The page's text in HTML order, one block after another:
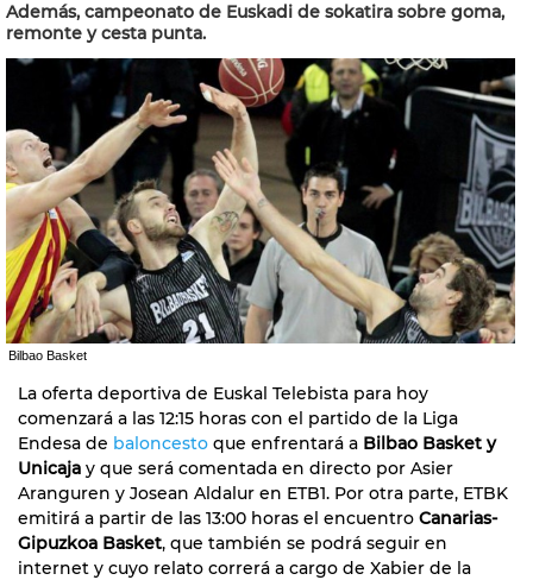
Además, campeonato de Euskadi de sokatira sobre goma,
remonte y cesta punta.
Bilbao Basket
La oferta deportiva de Euskal Telebista para hoy
comenzará a las 12:15 horas con el partido de la Liga
Endesa de baloncesto que enfrentará a Bilbao Basket y
Unicaja y que será comentada en directo por Asier
Aranguren y Josean Aldalur en ETB1. Por otra parte, ETBK
emitirá a partir de las 13:00 horas el encuentro Canarias-
Gipuzkoa Basket, que también se podrá seguir en
internet y cuyo relato correrá a cargo de Xabier de la